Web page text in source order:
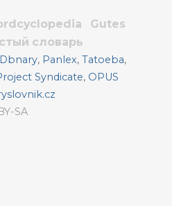
Gutes
словарь
Dbnary, Panlex,Tatoeba,
Syndicate, OPUS
SA